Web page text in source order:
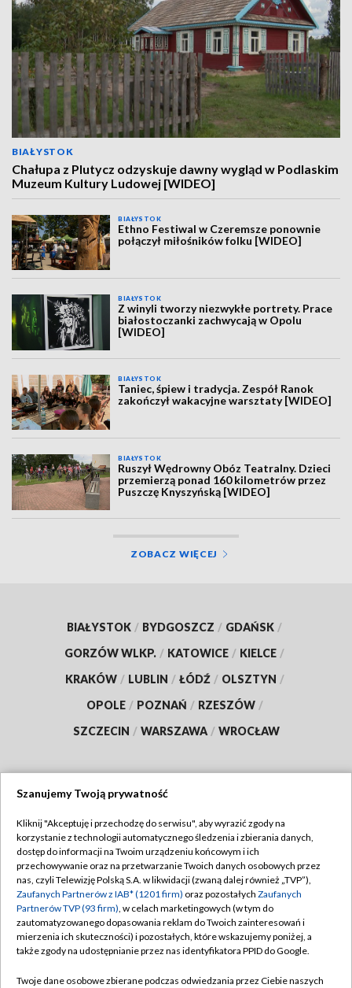
BIAŁYSTOK
Chałupa z Plutycz odzyskuje dawny wygląd w Podlaskim
Muzeum Kultury Ludowej [WIDEO]
BIAŁYSTOK
Ethno Festiwal w Czeremsze ponownie
połączył miłośników folku [WIDEO]
BIAŁYSTOK
Z winyli tworzy niezwykłe portrety. Prace
białostoczanki zachwycają w Opolu
[WIDEO]
BIAŁYSTOK
Taniec, śpiew i tradycja. Zespół Ranok
zakończył wakacyjne warsztaty [WIDEO]
BIAŁYSTOK
Ruszył Wędrowny Obóz Teatralny. Dzieci
przemierzą ponad 160 kilometrów przez
Puszczę Knyszyńską [WIDEO]
ZOBACZ WIĘCEJ
BIAŁYSTOK / BYDGOSZCZ / GDAŃSK /
GORZÓW WLKP. / KATOWICE / KIELCE /
KRAKÓW / LUBLIN / ŁÓDŹ / OLSZTYN /
OPOLE / POZNAŃ / RZESZÓW /
SZCZECIN / WARSZAWA / WROCŁAW
TVP
Abonament TVP
Emisja w TVP
Centrum informacji TVP
Naziemna Telewizja Cyfrowa
Regulamin TVP
Polityka prywatności
Moje zgody
Pomoc
Szanujemy Twoją prywatność
Kliknij "Akceptuję i przechodzę do serwisu", aby wyrazić zgody na
korzystanie z technologii automatycznego śledzenia i zbierania danych,
dostęp do informacji na Twoim urządzeniu końcowym i ich
przechowywanie oraz na przetwarzanie Twoich danych osobowych przez
nas, czyli Telewizję Polską S.A. w likwidacji (zwaną dalej również „TVP”),
Zaufanych Partnerów z IAB* (1201 firm) oraz pozostałych Zaufanych
Partnerów TVP (93 firm), w celach marketingowych (w tym do
zautomatyzowanego dopasowania reklam do Twoich zainteresowań i
mierzenia ich skuteczności) i pozostałych, które wskazujemy poniżej, a
także zgody na udostępnianie przez nas identyfikatora PPID do Google.
Twoje dane osobowe zbierane podczas odwiedzania przez Ciebie naszych